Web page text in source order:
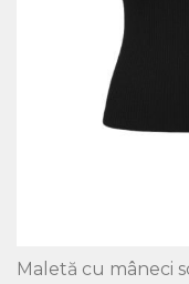
XS S M L
Maletă cu mâneci